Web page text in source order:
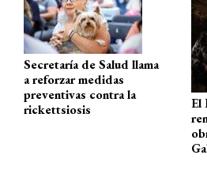
Secretaría de Salud llama
a reforzar medidas
preventivas contra la
rickettsiosis
El